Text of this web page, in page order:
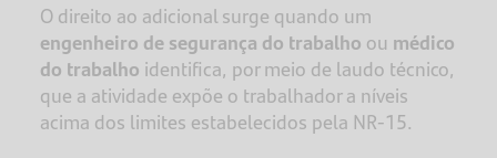
O direito ao adicional surge quando um
engenheiro de segurança do trabalho ou médico
do trabalho identifica, por meio de laudo técnico,
que a atividade expõe o trabalhador a níveis
acima dos limites estabelecidos pela NR-15.